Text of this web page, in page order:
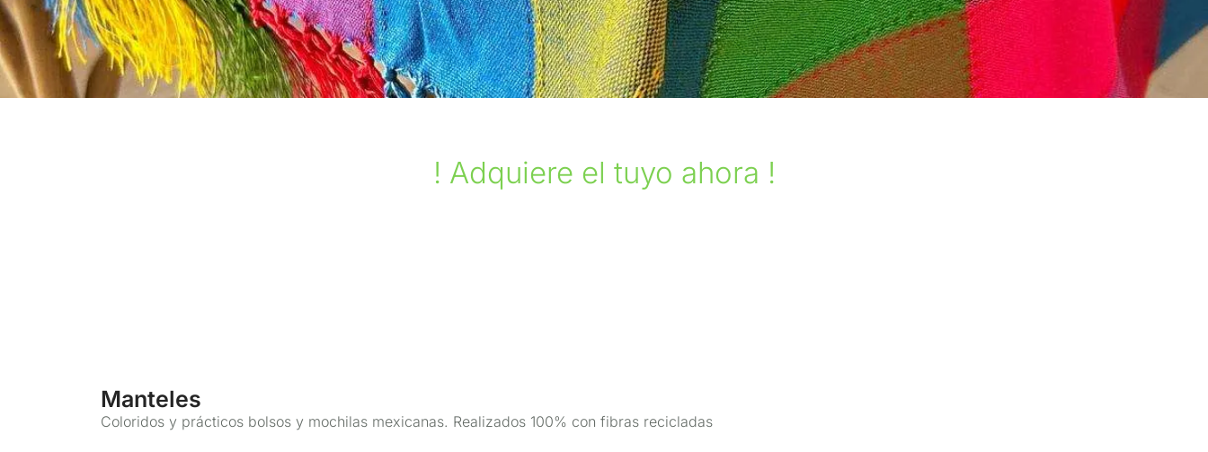
! Adquiere el tuyo ahora !
Manteles
Coloridos y prácticos bolsos y mochilas mexicanas. Realizados 100% con fibras recicladas